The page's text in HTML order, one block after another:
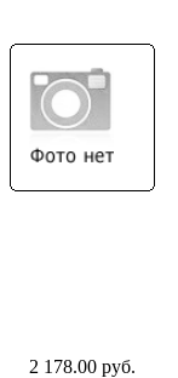
2 178.00 руб.